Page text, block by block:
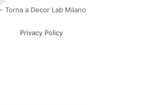
Torna a Decor Lab Milano
Privacy Policy